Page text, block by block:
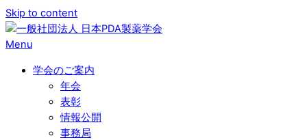
Skip to content
Menu
学会のご案内
年会
表彰
情報公開
事務局